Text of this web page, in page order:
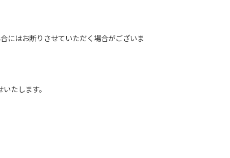
にはお断りさせていただく場合がございま
たします。